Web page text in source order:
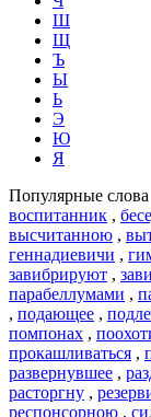
Ш
Щ
Ъ
Ы
Ь
Э
Ю
Я
Популярные слова
воспитанник ,
высчитанною ,
геннадиевичи ,
завибрируют ,
парабеллумами ,
, подающее ,
помпонах ,
прокашливаться ,
развернувшее ,
расторгну ,
респонсорною ,